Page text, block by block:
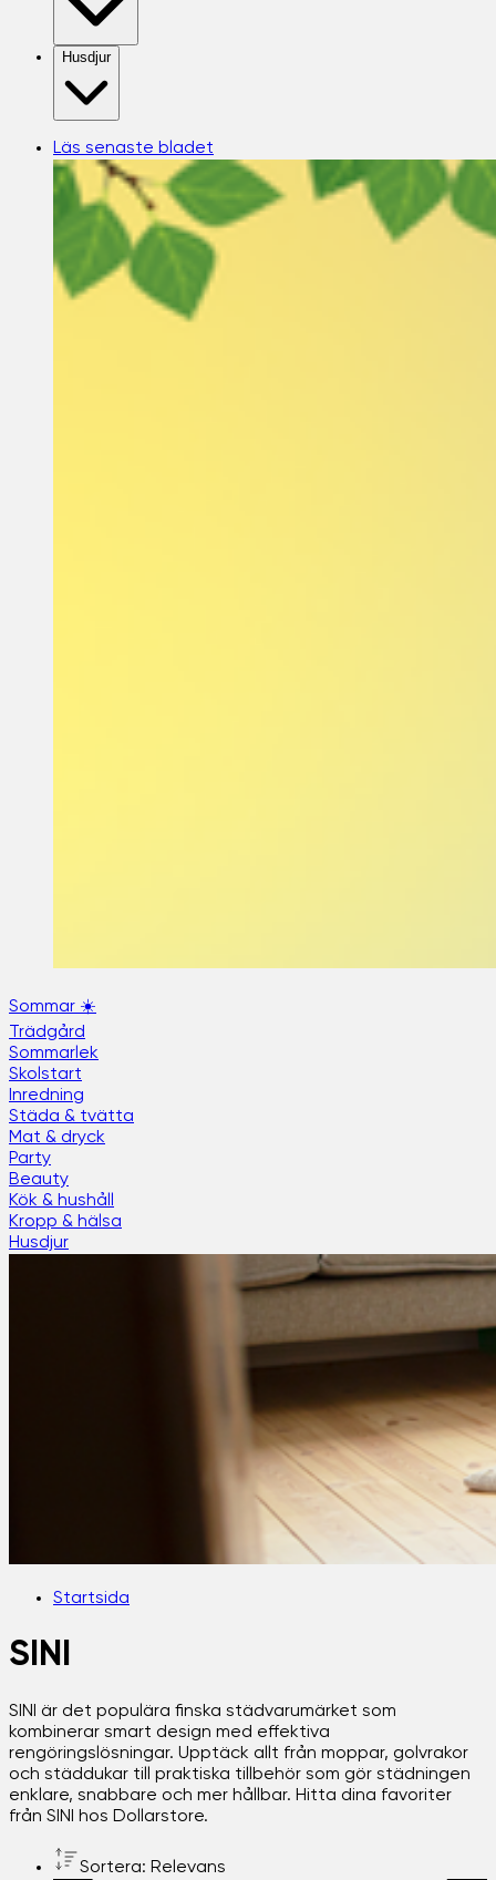
Husdjur
Läs senaste bladet
Sommar ☀️
Trädgård
Sommarlek
Skolstart
Inredning
Städa & tvätta
Mat & dryck
Party
Beauty
Kök & hushåll
Kropp & hälsa
Husdjur
Startsida
SINI
SINI är det populära finska städvarumärket som
kombinerar smart design med effektiva
rengöringslösningar. Upptäck allt från moppar, golvrakor
och städdukar till praktiska tillbehör som gör städningen
enklare, snabbare och mer hållbar. Hitta dina favoriter
från SINI hos Dollarstore.
Sortera: Relevans